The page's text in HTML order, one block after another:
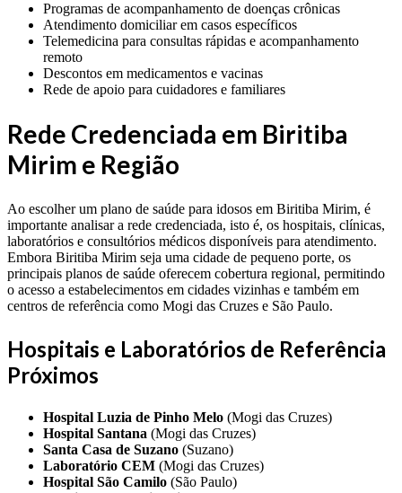
Programas de acompanhamento de doenças crônicas
Atendimento domiciliar em casos específicos
Telemedicina para consultas rápidas e acompanhamento
remoto
Descontos em medicamentos e vacinas
Rede de apoio para cuidadores e familiares
Rede Credenciada em Biritiba
Mirim e Região
Ao escolher um plano de saúde para idosos em Biritiba Mirim, é
importante analisar a rede credenciada, isto é, os hospitais, clínicas,
laboratórios e consultórios médicos disponíveis para atendimento.
Embora Biritiba Mirim seja uma cidade de pequeno porte, os
principais planos de saúde oferecem cobertura regional, permitindo
o acesso a estabelecimentos em cidades vizinhas e também em
centros de referência como Mogi das Cruzes e São Paulo.
Hospitais e Laboratórios de Referência
Próximos
Hospital Luzia de Pinho Melo (Mogi das Cruzes)
Hospital Santana (Mogi das Cruzes)
Santa Casa de Suzano (Suzano)
Laboratório CEM (Mogi das Cruzes)
Hospital São Camilo (São Paulo)